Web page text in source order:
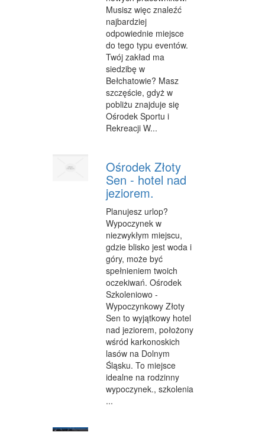
FABRYKACJA
INFORMATYCZNE
RESTAURACJE, CATERING
FOTOGRAFIA
ADWOKACI, PORADY PRAWNE
SPRZĄTANIE, PORZĄDKOWANIE
OPIEKA
INNE USŁUGI
NOCLEGI
HOTELE I NOCLEGI
PODRÓŻE
WYPOCZYNEK
ODNOWA BIOLOGICZNA
DIETETYKA, ODCHUDZANIE
KOSMETYKI
LECZENIE
SALONY KOSMETYCZNE
Musisz więc znaleźć
najbardziej
odpowiednie miejsce
do tego typu eventów.
Twój zakład ma
siedzibę w
Bełchatowie? Masz
szczęście, gdyż w
pobliżu znajduje się
Ośrodek Sportu i
Rekreacji W...
Ośrodek Złoty
Sen - hotel nad
jeziorem.
Planujesz urlop?
Wypoczynek w
niezwykłym miejscu,
gdzie blisko jest woda i
góry, może być
spełnieniem twoich
oczekiwań. Ośrodek
Szkoleniowo -
Wypoczynkowy Złoty
Sen to wyjątkowy hotel
nad jeziorem, położony
wśród karkonoskich
lasów na Dolnym
Śląsku. To miejsce
idealne na rodzinny
wypoczynek., szkolenia
...